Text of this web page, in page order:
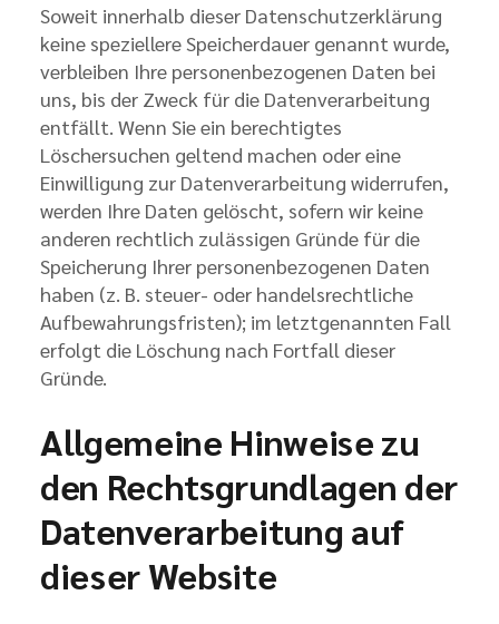
Soweit innerhalb dieser Datenschutzerklärung
keine speziellere Speicherdauer genannt wurde,
verbleiben Ihre personenbezogenen Daten bei
uns, bis der Zweck für die Datenverarbeitung
entfällt. Wenn Sie ein berechtigtes
Löschersuchen geltend machen oder eine
Einwilligung zur Datenverarbeitung widerrufen,
werden Ihre Daten gelöscht, sofern wir keine
anderen rechtlich zulässigen Gründe für die
Speicherung Ihrer personenbezogenen Daten
haben (z. B. steuer- oder handelsrechtliche
Aufbewahrungsfristen); im letztgenannten Fall
erfolgt die Löschung nach Fortfall dieser
Gründe.
Allgemeine Hinweise zu
den Rechtsgrundlagen der
Datenverarbeitung auf
dieser Website